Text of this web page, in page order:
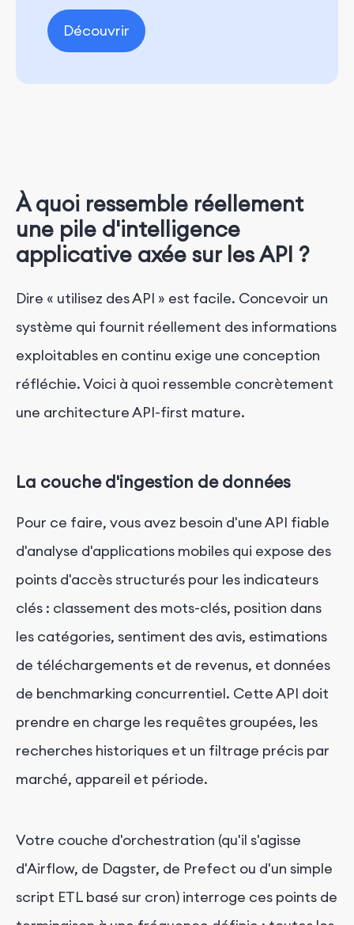
Découvrir
À quoi ressemble réellement
une pile d'intelligence
applicative axée sur les API ?
Dire « utilisez des API » est facile. Concevoir un
système qui fournit réellement des informations
exploitables en continu exige une conception
réfléchie. Voici à quoi ressemble concrètement
une architecture API-first mature.
La couche d'ingestion de données
Pour ce faire, vous avez besoin d'une API fiable
d'analyse d'applications mobiles qui expose des
points d'accès structurés pour les indicateurs
clés : classement des mots-clés, position dans
les catégories, sentiment des avis, estimations
de téléchargements et de revenus, et données
de benchmarking concurrentiel. Cette API doit
prendre en charge les requêtes groupées, les
recherches historiques et un filtrage précis par
marché, appareil et période.
Votre couche d'orchestration (qu'il s'agisse
d'Airflow, de Dagster, de Prefect ou d'un simple
script ETL basé sur cron) interroge ces points de